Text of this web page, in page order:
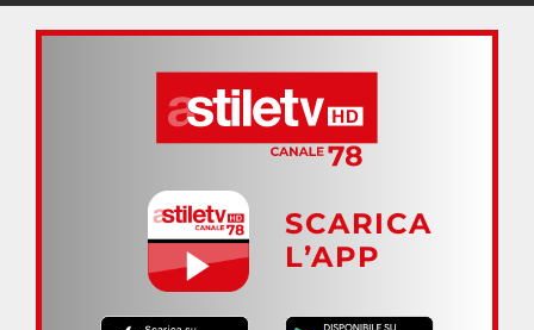
SCARICA
L’APP